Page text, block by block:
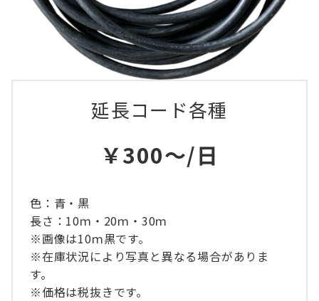
延長コード各種
￥300～/日
色：青・黒
長さ：10ｍ・20ｍ・30ｍ
※画像は10ｍ黒です。
※在庫状況により写真と異なる場合がありま
す。
※価格は税抜きです。